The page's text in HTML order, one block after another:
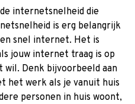
internetsnelheid die
is erg belangrijk
snel internet. Het is
jouw internet traag is op
Denk bijvoorbeeld aan
het werk als je vanuit huis
personen in huis woont,